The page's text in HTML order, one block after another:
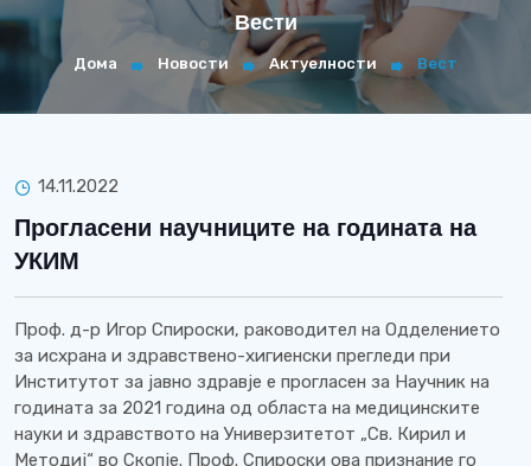
Вести
Дома Новости Актуелности Вест
14.11.2022
Прогласени научниците на годината на
УКИМ
Проф. д-р Игор Спироски, раководител на Одделението
за исхрана и здравствено-хигиенски прегледи при
Институтот за јавно здравје е прогласен за Научник на
годината за 2021 година од областа на медицинските
науки и здравството на Универзитетот „Св. Кирил и
Методиј“ во Скопје. Проф. Спироски ова признание го